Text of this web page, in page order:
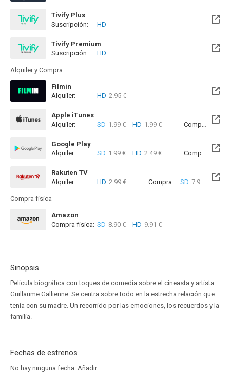
Tivify Plus
Disponible hasta el Mié, 09 May 2029 (Quedan 2 años)
Suscripción: HD
Tivify Premium
Disponible hasta el Mié, 09 May 2029 (Quedan 2 años)
Suscripción: HD
Alquiler y Compra
Filmin
Disponible hasta el Lun, 09 Nov 2026 (Quedan 3 meses)
Alquiler: HD 2.95 €
Apple iTunes
Alquiler:
SD 1.99 € HD 1.99 € Compra: SD
Google Play
Alquiler:
SD 1.99 € HD 2.49 € Compra: SD
Rakuten TV
Alquiler:
HD 2.99 € Compra: SD 7.99 € HD
Compra física
Amazon
Compra física: SD 8.90 € HD 9.91 €
Sinopsis
Película biográfica con toques de comedia sobre el cineasta y artista
Guillaume Gallienne. Se centra sobre todo en la estrecha relación que
tenía con su madre. Un recorrido por las emociones, los recuerdos y la
familia.
Fechas de estrenos
No hay ninguna fecha. Añadir